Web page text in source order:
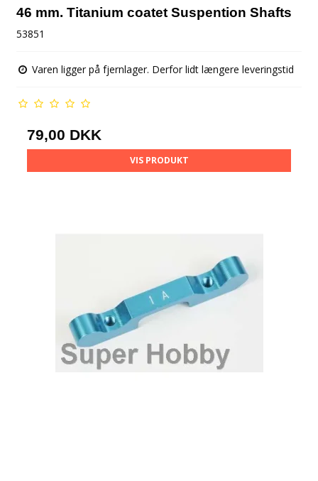
46 mm. Titanium coatet Suspention Shafts
53851
Varen ligger på fjernlager. Derfor lidt længere leveringstid
79,00 DKK
VIS PRODUKT